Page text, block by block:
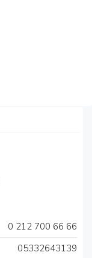
0 212 700 66 66
05332643139